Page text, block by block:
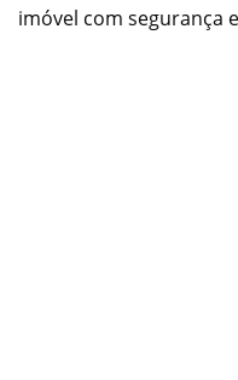
imóvel com segurança